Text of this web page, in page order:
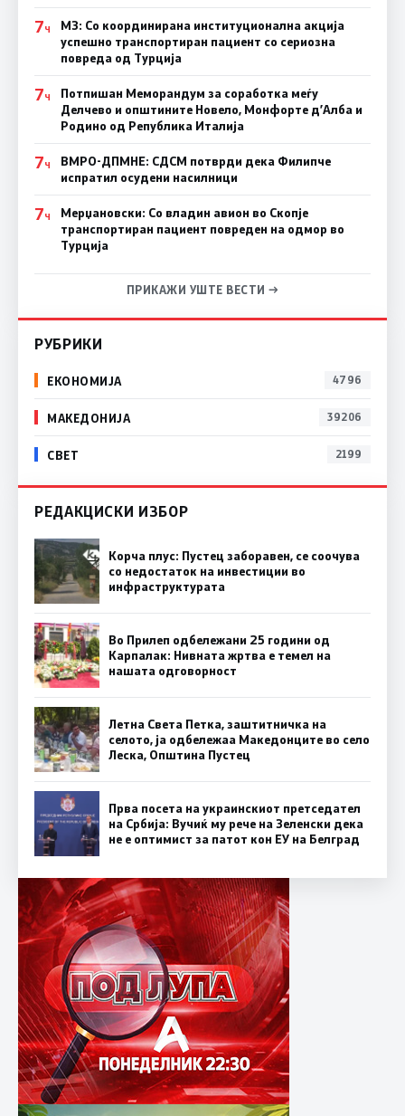
7Ч
МЗ: Со координирана институционална акција
успешно транспортиран пациент со сериозна
повреда од Турција
7Ч
Потпишан Меморандум за соработка меѓу
Делчево и општините Новело, Монфорте д’Алба и
Родино од Република Италија
7Ч
ВМРО-ДПМНЕ: СДСM потврди дека Филипче
испратил осудени насилници
7Ч
Мерџановски: Со владин авион во Скопје
транспортиран пациент повреден на одмор во
Турција
ПРИКАЖИ УШТЕ ВЕСТИ →
РУБРИКИ
ЕКОНОМИЈА 4796
МАКЕДОНИЈА 39206
СВЕТ 2199
РЕДАКЦИСКИ ИЗБОР
Корча плус: Пустец заборавен, се соочува
со недостаток на инвестиции во
инфраструктурата
Во Прилеп одбележани 25 години од
Карпалак: Нивната жртва е темел на
нашата одговорност
Летна Света Петка, заштитничка на
селото, ја одбележаа Македонците во село
Леска, Општина Пустец
Прва посета на украинскиот претседател
на Србија: Вучиќ му рече на Зеленски дека
не е оптимист за патот кон ЕУ на Белград